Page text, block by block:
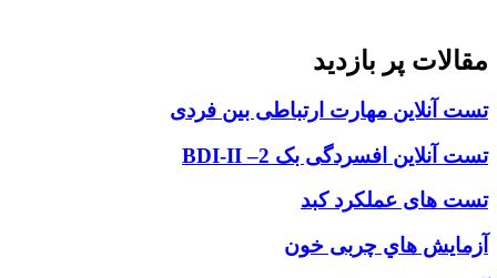
مقالات پر بازديد
تست آنلاین مهارت ارتباطی بین فردی
تست آنلاين افسردگی بک 2– BDI-II
تست های عملکرد کبد
آزمایش هاي چربی خون